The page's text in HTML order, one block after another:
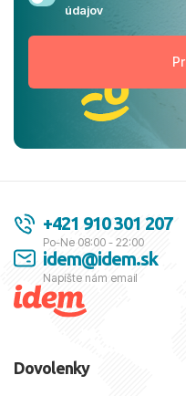
Štátne zriadenie:
údajov
+421 910 301 207
Po-Ne 08:00 - 22:00
idem@idem.sk
Napíšte nám email
Dovolenky